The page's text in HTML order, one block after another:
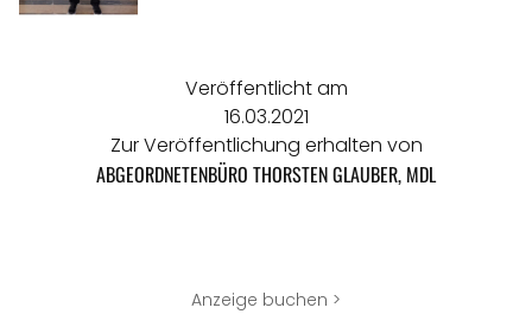
Veröffentlicht am
16.03.2021
Zur Veröffentlichung erhalten von
ABGEORDNETENBÜRO THORSTEN GLAUBER, MDL
Anzeige buchen >